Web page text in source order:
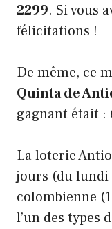
2299. Si vous
félicitations !
De même, ce
Quinta de
gagnant était :
La loterie
jours (du lundi
colombienne
l’un des types